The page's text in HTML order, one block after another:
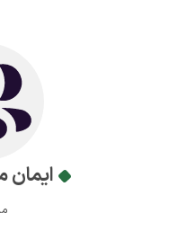
ایمان